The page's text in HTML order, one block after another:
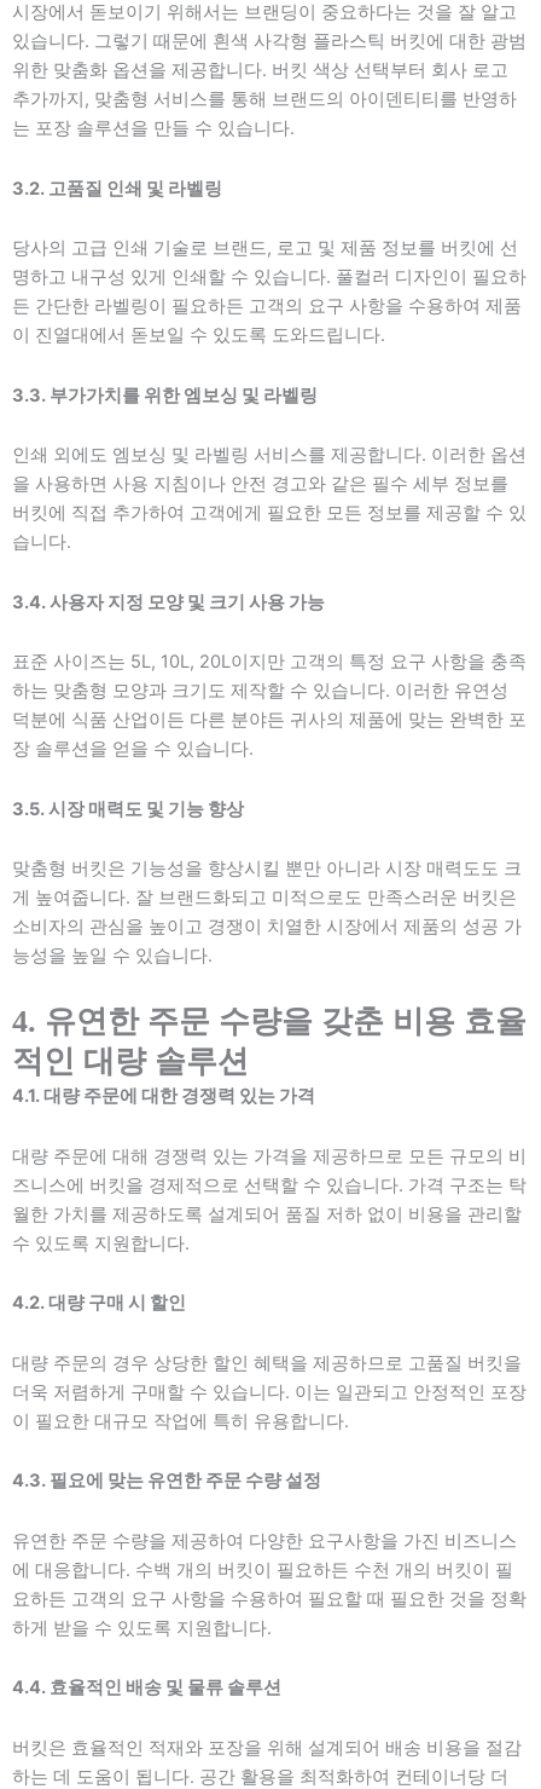
시장에서 돋보이기 위해서는 브랜딩이 중요하다는 것을 잘 알고
있습니다. 그렇기 때문에 흰색 사각형 플라스틱 버킷에 대한 광범
위한 맞춤화 옵션을 제공합니다. 버킷 색상 선택부터 회사 로고
추가까지, 맞춤형 서비스를 통해 브랜드의 아이덴티티를 반영하
는 포장 솔루션을 만들 수 있습니다.
3.2. 고품질 인쇄 및 라벨링
당사의 고급 인쇄 기술로 브랜드, 로고 및 제품 정보를 버킷에 선
명하고 내구성 있게 인쇄할 수 있습니다. 풀컬러 디자인이 필요하
든 간단한 라벨링이 필요하든 고객의 요구 사항을 수용하여 제품
이 진열대에서 돋보일 수 있도록 도와드립니다.
3.3. 부가가치를 위한 엠보싱 및 라벨링
인쇄 외에도 엠보싱 및 라벨링 서비스를 제공합니다. 이러한 옵션
을 사용하면 사용 지침이나 안전 경고와 같은 필수 세부 정보를
버킷에 직접 추가하여 고객에게 필요한 모든 정보를 제공할 수 있
습니다.
3.4. 사용자 지정 모양 및 크기 사용 가능
표준 사이즈는 5L, 10L, 20L이지만 고객의 특정 요구 사항을 충족
하는 맞춤형 모양과 크기도 제작할 수 있습니다. 이러한 유연성
덕분에 식품 산업이든 다른 분야든 귀사의 제품에 맞는 완벽한 포
장 솔루션을 얻을 수 있습니다.
3.5. 시장 매력도 및 기능 향상
맞춤형 버킷은 기능성을 향상시킬 뿐만 아니라 시장 매력도도 크
게 높여줍니다. 잘 브랜드화되고 미적으로도 만족스러운 버킷은
소비자의 관심을 높이고 경쟁이 치열한 시장에서 제품의 성공 가
능성을 높일 수 있습니다.
4. 유연한 주문 수량을 갖춘 비용 효율
적인 대량 솔루션
4.1. 대량 주문에 대한 경쟁력 있는 가격
대량 주문에 대해 경쟁력 있는 가격을 제공하므로 모든 규모의 비
즈니스에 버킷을 경제적으로 선택할 수 있습니다. 가격 구조는 탁
월한 가치를 제공하도록 설계되어 품질 저하 없이 비용을 관리할
수 있도록 지원합니다.
4.2. 대량 구매 시 할인
대량 주문의 경우 상당한 할인 혜택을 제공하므로 고품질 버킷을
더욱 저렴하게 구매할 수 있습니다. 이는 일관되고 안정적인 포장
이 필요한 대규모 작업에 특히 유용합니다.
4.3. 필요에 맞는 유연한 주문 수량 설정
유연한 주문 수량을 제공하여 다양한 요구사항을 가진 비즈니스
에 대응합니다. 수백 개의 버킷이 필요하든 수천 개의 버킷이 필
요하든 고객의 요구 사항을 수용하여 필요할 때 필요한 것을 정확
하게 받을 수 있도록 지원합니다.
4.4. 효율적인 배송 및 물류 솔루션
버킷은 효율적인 적재와 포장을 위해 설계되어 배송 비용을 절감
하는 데 도움이 됩니다. 공간 활용을 최적화하여 컨테이너당 더